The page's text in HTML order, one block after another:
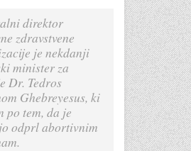
direktor
zdravstvene
je nekdanji
minister za
Dr. Tedros
Ghebreyesus, ki
po tem, da je
odprl abortivnim